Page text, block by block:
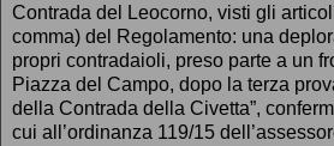
Contrada del Leocorno, visti gli
comma) del Regolamento: una
propri contradaioli, preso parte a un
Piazza del Campo, dopo la terza
della Contrada della Civetta”,
cui all’ordinanza 119/15